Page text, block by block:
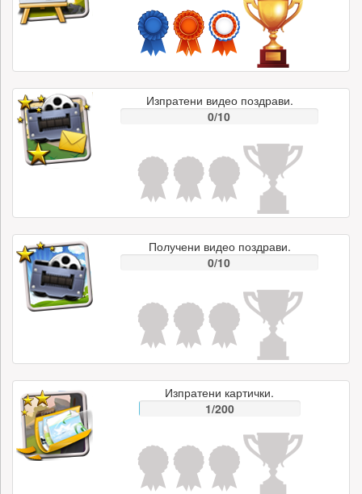
Изпратени видео поздрави.
0/10
Получени видео поздрави.
0/10
Изпратени картички.
1/200